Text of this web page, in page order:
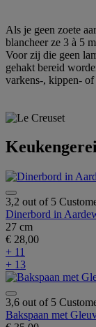
Als je geen zoete
blancheer ze 3 à 5
Voor zij die geen
gehakt bereid
varkens-, kippen-
3,2 out of 5
Dinerbord in
27 cm
€ 28,00
+ 11
+ 13
3,6 out of 5
Bakspaan met